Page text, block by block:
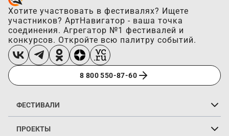
Хотите участвовать в фестивалях? Ищете
участников? АртНавигатор - ваша точка
соединения. Агрегатор №1 фестивалей и
конкурсов. Откройте всю палитру событий.
8 800 550-87-60
ФЕСТИВАЛИ
ПРОЕКТЫ